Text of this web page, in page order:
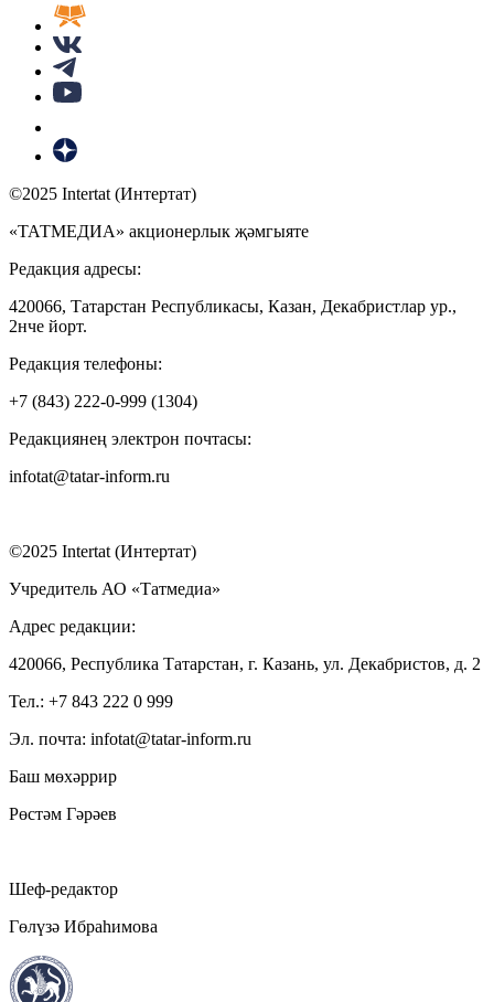
©2025 Intertat (Интертат)
«ТАТМЕДИА» акционерлык җәмгыяте
Редакция адресы:
420066, Татарстан Республикасы, Казан, Декабристлар ур.,
2нче йорт.
Редакция телефоны:
+7 (843) 222-0-999 (1304)
Редакциянең электрон почтасы:
infotat@tatar-inform.ru
©2025 Intertat (Интертат)
Учредитель АО «Татмедиа»
Адрес редакции:
420066, Республика Татарстан, г. Казань, ул. Декабристов, д. 2
Тел.: +7 843 222 0 999
Эл. почта: infotat@tatar-inform.ru
Баш мөхәррир
Рөстәм Гәрәев
Шеф-редактор
Гөлүзә Ибраһимова